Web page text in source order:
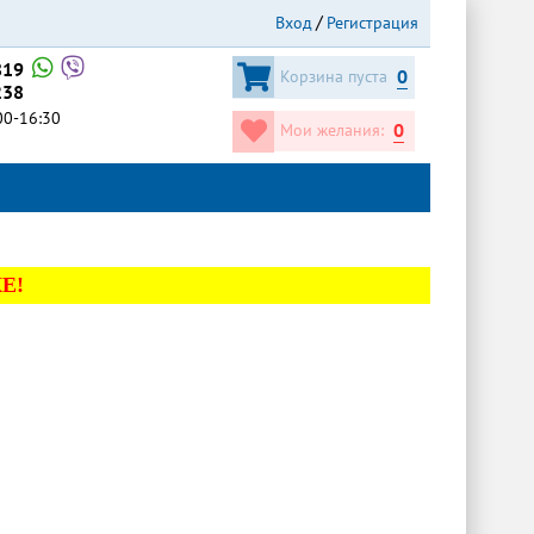
Вход Регистрация
16:30
Корзина пуста 0
Мои желания: 0